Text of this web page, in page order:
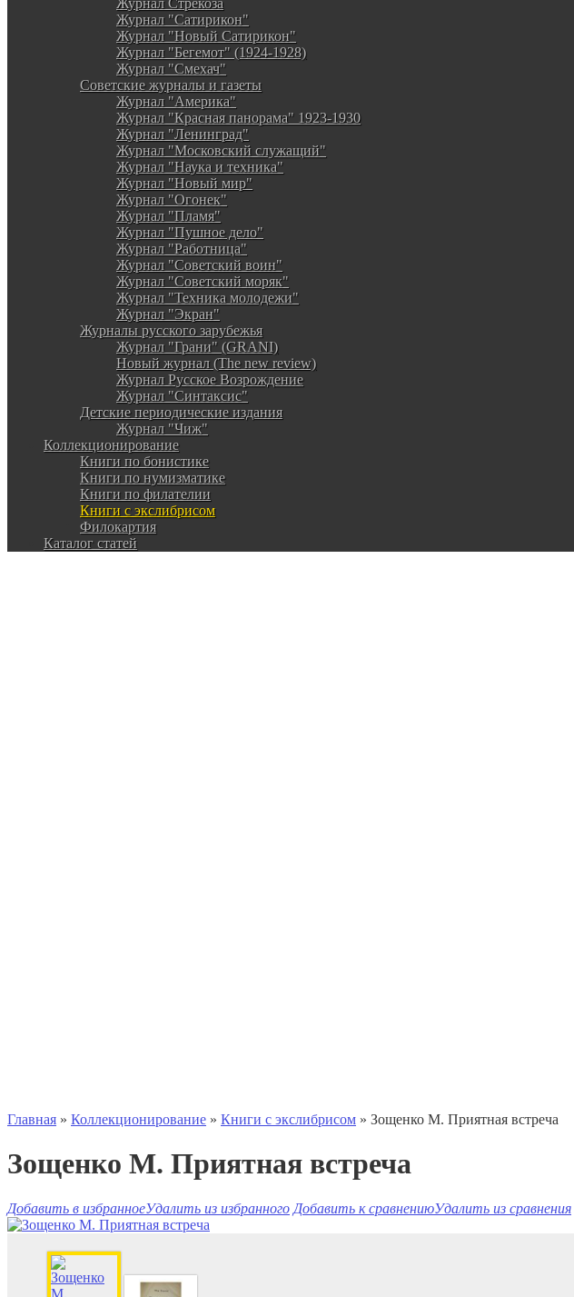
Журнал Стрекоза
Журнал "Сатирикон"
Журнал "Новый Сатирикон"
Журнал "Бегемот" (1924-1928)
Журнал "Смехач"
Советские журналы и газеты
Журнал "Америка"
Журнал "Красная панорама" 1923-1930
Журнал "Ленинград"
Журнал "Московский служащий"
Журнал "Наука и техника"
Журнал "Новый мир"
Журнал "Огонек"
Журнал "Пламя"
Журнал "Пушное дело"
Журнал "Работница"
Журнал "Советский воин"
Журнал "Советский моряк"
Журнал "Техника молодежи"
Журнал "Экран"
Журналы русского зарубежья
Журнал "Грани" (GRANI)
Новый журнал (The new review)
Журнал Русское Возрождение
Журнал "Синтаксис"
Детские периодические издания
Журнал "Чиж"
Коллекционирование
Книги по бонистике
Книги по нумизматике
Книги по филателии
Книги с экслибрисом
Филокартия
Каталог статей
Главная » Коллекционирование » Книги с экслибрисом » Зощенко М. Приятная встреча
Зощенко М. Приятная встреча
Добавить в избранноеУдалить из избранного Добавить к сравнениюУдалить из сравнения